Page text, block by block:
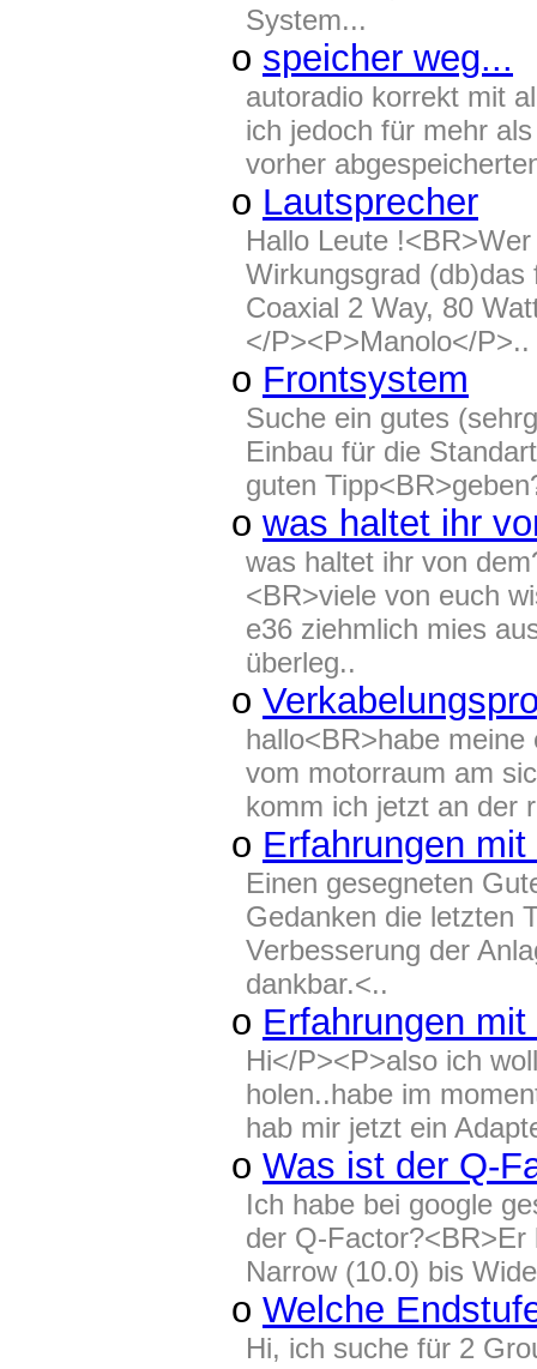
System...
o speicher weg...
autoradio korrekt mit
ich jedoch für mehr
vorher
o Lautsprecher
Hallo Leute
Wirkungsgrad
Coaxial 2 Way, 80
</P><P>Manolo</P>..
o Frontsystem
Suche ein gutes
Einbau für die
guten
o was haltet ihr
was haltet ihr von
<BR>viele von euch
e36 ziehmlich mies
überleg..
o
hallo<BR>habe
vom motorraum am
komm ich jetzt an der
o Erfahrungen
Einen gesegneten
Gedanken die letzten
Verbesserung der
dankbar.<..
o Erfahrungen
Hi</P><P>also ich
holen..habe im
hab mir jetzt ein
o Was ist der Q-
Ich habe bei google
der Q-
Narrow (10.0) bis
o Welche
Hi, ich suche für 2